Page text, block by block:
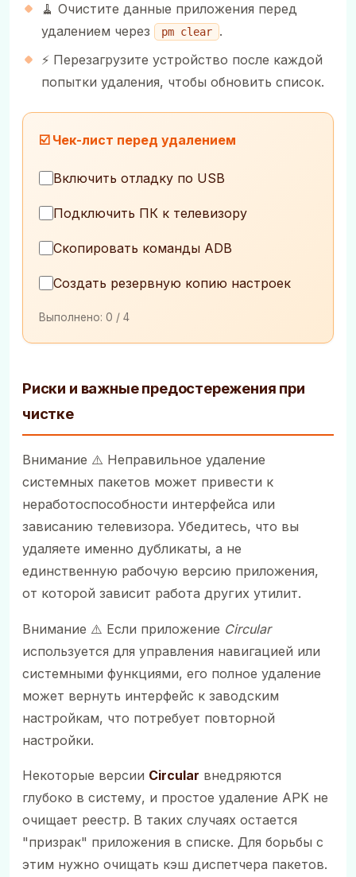
🧹 Очистите данные приложения перед
удалением через
pm clear
.
⚡ Перезагрузите устройство после каждой
попытки удаления, чтобы обновить список.
☑️ Чек-лист перед удалением
Включить отладку по USB
Подключить ПК к телевизору
Скопировать команды ADB
Создать резервную копию настроек
Выполнено: 0 / 4
Риски и важные предостережения при
чистке
Внимание ⚠️ Неправильное удаление
системных пакетов может привести к
неработоспособности интерфейса или
зависанию телевизора. Убедитесь, что вы
удаляете именно дубликаты, а не
единственную рабочую версию приложения,
от которой зависит работа других утилит.
Внимание ⚠️ Если приложение Circular
используется для управления навигацией или
системными функциями, его полное удаление
может вернуть интерфейс к заводским
настройкам, что потребует повторной
настройки.
Некоторые версии Circular внедряются
глубоко в систему, и простое удаление APK не
очищает реестр. В таких случаях остается
"призрак" приложения в списке. Для борьбы с
этим нужно очищать кэш диспетчера пакетов.